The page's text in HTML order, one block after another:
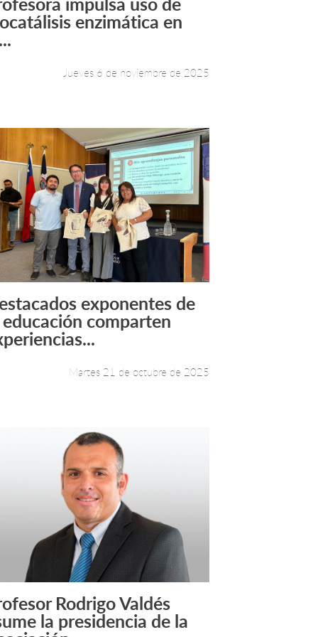
Leer más +
enzimática en
Jueves 6 de noviembre de 2025
Leer más +
exponentes de
comparten
Martes 21 de octubre de 2025
Leer más +
Rodrigo Valdés
la presidencia de la